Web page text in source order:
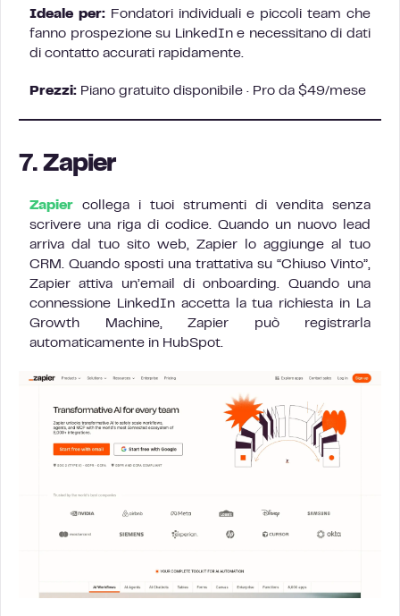
Ideale per: Fondatori individuali e piccoli team che
fanno prospezione su LinkedIn e necessitano di dati
di contatto accurati rapidamente.
Prezzi: Piano gratuito disponibile · Pro da $49/mese
7. Zapier
Zapier collega i tuoi strumenti di vendita senza
scrivere una riga di codice. Quando un nuovo lead
arriva dal tuo sito web, Zapier lo aggiunge al tuo
CRM. Quando sposti una trattativa su “Chiuso Vinto”,
Zapier attiva un’email di onboarding. Quando una
connessione LinkedIn accetta la tua richiesta in La
Growth Machine, Zapier può registrarla
automaticamente in HubSpot.